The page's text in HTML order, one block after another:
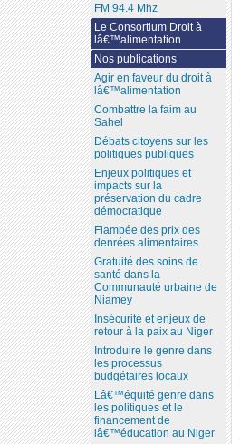
FM 94.4 Mhz
Le Consortium Droit à
lâ€™alimentation
Nos publications
Agir en faveur du droit à
lâ€™alimentation
Combattre la faim au
Sahel
Débats citoyens sur les
politiques publiques
Enjeux politiques et
impacts sur la
préservation du cadre
démocratique
Flambée des prix des
denrées alimentaires
Gratuité des soins de
santé dans la
Communauté urbaine de
Niamey
Insécurité et enjeux de
retour à la paix au Niger
Introduire le genre dans
les processus
budgétaires locaux
Lâ€™équité genre dans
les politiques et le
financement de
lâ€™éducation au Niger